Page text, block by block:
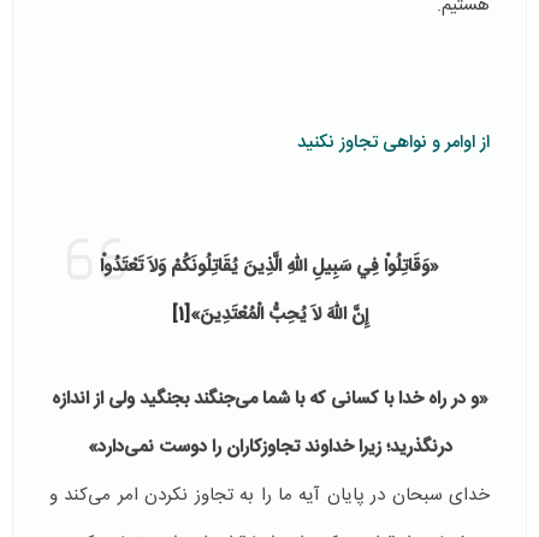
از اوامر و نواهی تجاوز نكنيد
«وَقَاتِلُواْ فِي سَبِيلِ اللّهِ الَّذِينَ يُقَاتِلُونَكُمْ وَلاَ تَعْتَدُواْ
إِنَّ اللّهَ لاَ يُحِبُّ الْمُعْتَدِينَ»[1]
«و در راه خدا با كسانى كه با شما مى‌‏جنگند بجنگيد ولى از اندازه
درنگذريد؛ زيرا خداوند تجاوزكاران را دوست نمى‌‏دارد»
خدای سبحان در پایان آیه ما را به تجاوز نکردن امر می‌کند و